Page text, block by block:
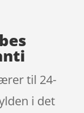
til 24-
i det